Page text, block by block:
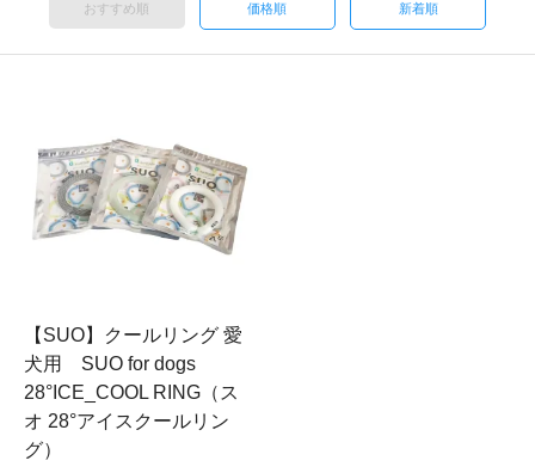
おすすめ順 価格順 新着順
【SUO】クールリング 愛
犬用 SUO for dogs
28°ICE_COOL RING（ス
オ 28°アイスクールリン
グ）